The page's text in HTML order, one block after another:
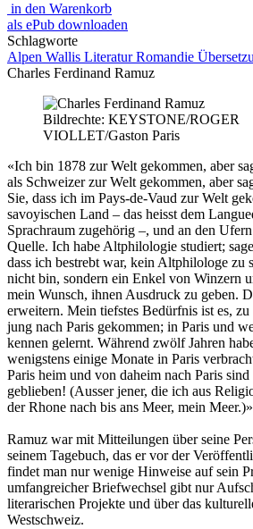
in den Warenkorb
als ePub downloaden
Schlagworte
Alpen Wallis LiteraturRomandie
Charles Ferdinand Ramuz
Bildrechte: KEYSTONE/ROGER
VIOLLET/Gaston Paris
«Ich bin 1878 zur Welt gekommen, aber
als Schweizer zur Welt gekommen, aber
Sie, dass ich im Pays-de-Vaud zur Welt
savoyischen Land – das heisst dem
Sprachraum zugehörig –, und an den
Quelle. Ich habe Altphilologie studiert;
dass ich bestrebt war, kein Altphilologe zu
nicht bin, sondern ein Enkel von Winzern
mein Wunsch, ihnen Ausdruck zu geben.
erweitern. Mein tiefstes Bedürfnis ist es,
jung nach Paris gekommen; in Paris und
kennen gelernt. Während zwölf Jahren
wenigstens einige Monate in Paris
Paris heim und von daheim nach Paris
geblieben! (Ausser jener, die ich aus
der Rhone nach bis ans Meer, mein Meer.)»
Ramuz war mit Mitteilungen über seine
seinem Tagebuch, das er vor der
findet man nur wenige Hinweise auf sein
umfangreicher Briefwechsel gibt nur
literarischen Projekte und über das
Westschweiz.